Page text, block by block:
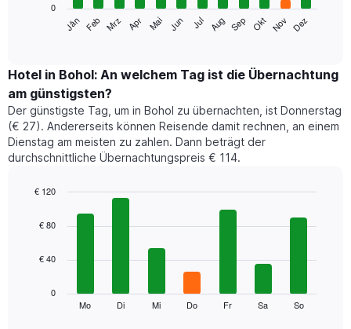
folgende
den
durchschnittlichen
Zimmerpreis
im
jeweiligen
Monat
an.
Diagramm
die
Monate
Jän Feb Mrz Apr Mai Jun Jul Aug Sep Okt Nov Dez
0
Hotel in Bohol: An welchem Tag ist die Übernachtung
am günstigsten?
Der günstigste Tag, um in Bohol zu übernachten, ist Donnerstag
(€ 27). Andererseits können Reisende damit rechnen, an einem
Dienstag am meisten zu zahlen. Dann beträgt der
durchschnittliche Übernachtungspreis € 114.
chart
bars.
Mo Di Mi Do Fr Sa So
0
€ 40
€ 80
€ 120